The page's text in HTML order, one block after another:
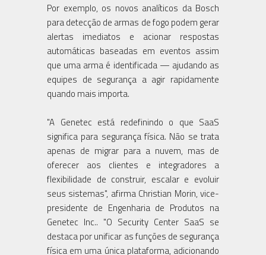
Por exemplo, os novos analíticos da Bosch
para detecção de armas de fogo podem gerar
alertas imediatos e acionar respostas
automáticas baseadas em eventos assim
que uma arma é identificada — ajudando as
equipes de segurança a agir rapidamente
quando mais importa.
"A Genetec está redefinindo o que SaaS
significa para segurança física. Não se trata
apenas de migrar para a nuvem, mas de
oferecer aos clientes e integradores a
flexibilidade de construir, escalar e evoluir
seus sistemas", afirma Christian Morin, vice-
presidente de Engenharia de Produtos na
Genetec Inc.. "O Security Center SaaS se
destaca por unificar as funções de segurança
física em uma única plataforma, adicionando